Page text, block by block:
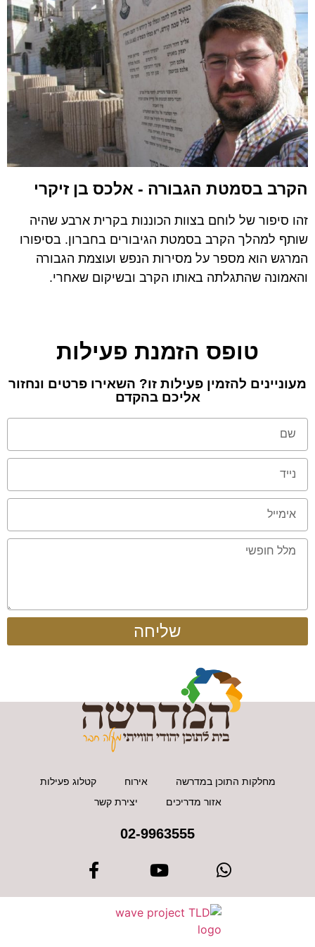
הקרב בסמטת הגבורה - אלכס בן זיקרי
זהו סיפור של לוחם בצוות הכוננות בקרית ארבע שהיה
שותף למהלך הקרב בסמטת הגיבורים בחברון. בסיפורו
המרגש הוא מספר על מסירות הנפש ועוצמת הגבורה
והאמונה שהתגלתה באותו הקרב ובשיקום שאחרי.
טופס הזמנת פעילות
מעוניינים להזמין פעילות זו? השאירו פרטים ונחזור
אליכם בהקדם
שליחה
מחלקות התוכן במדרשה אירוח
קטלוג פעילות
אזור מדריכים
יצירת קשר
02-9963555